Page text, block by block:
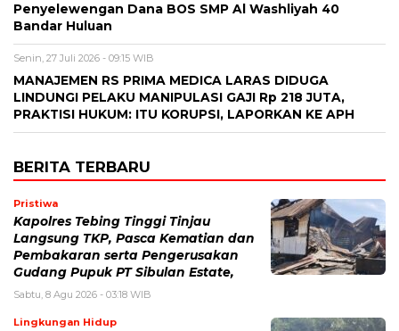
Penyelewengan Dana BOS SMP Al Washliyah 40
Bandar Huluan
Senin, 27 Juli 2026 - 09:15 WIB
MANAJEMEN RS PRIMA MEDICA LARAS DIDUGA
LINDUNGI PELAKU MANIPULASI GAJI Rp 218 JUTA,
PRAKTISI HUKUM: ITU KORUPSI, LAPORKAN KE APH
BERITA TERBARU
Pristiwa
Kapolres Tebing Tinggi Tinjau
Langsung TKP, Pasca Kematian dan
Pembakaran serta Pengerusakan
Gudang Pupuk PT Sibulan Estate,
Sabtu, 8 Agu 2026 - 03:18 WIB
Lingkungan Hidup